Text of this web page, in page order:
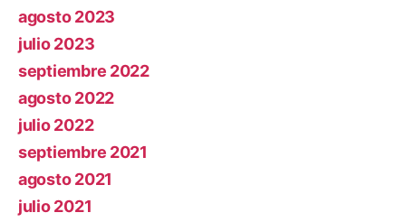
agosto 2023
julio 2023
septiembre 2022
agosto 2022
julio 2022
septiembre 2021
agosto 2021
julio 2021